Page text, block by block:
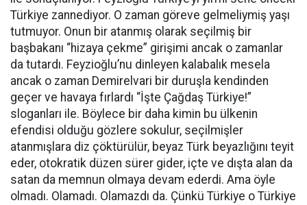
Türkiye zannediyor. O zaman göreve gelmeliymiş yaşı
tutmuyor. Onun bir atanmış olarak seçilmiş bir
başbakanı “hizaya çekme” girişimi ancak o zamanlar
da tutardı. Feyzioğlu’nu dinleyen kalabalık mesela
ancak o zaman Demirelvari bir duruşla kendinden
geçer ve havaya fırlardı “İşte Çağdaş Türkiye!”
sloganları ile. Böylece bir daha kimin bu ülkenin
efendisi olduğu gözlere sokulur, seçilmişler
atanmışlara diz çöktürülür, beyaz Türk beyazlığını teyit
eder, otokratik düzen sürer gider, içte ve dışta alan da
satan da memnun olmaya devam ederdi. Ama öyle
olmadı. Olamadı. Olamazdı da. Çünkü Türkiye o Türkiye